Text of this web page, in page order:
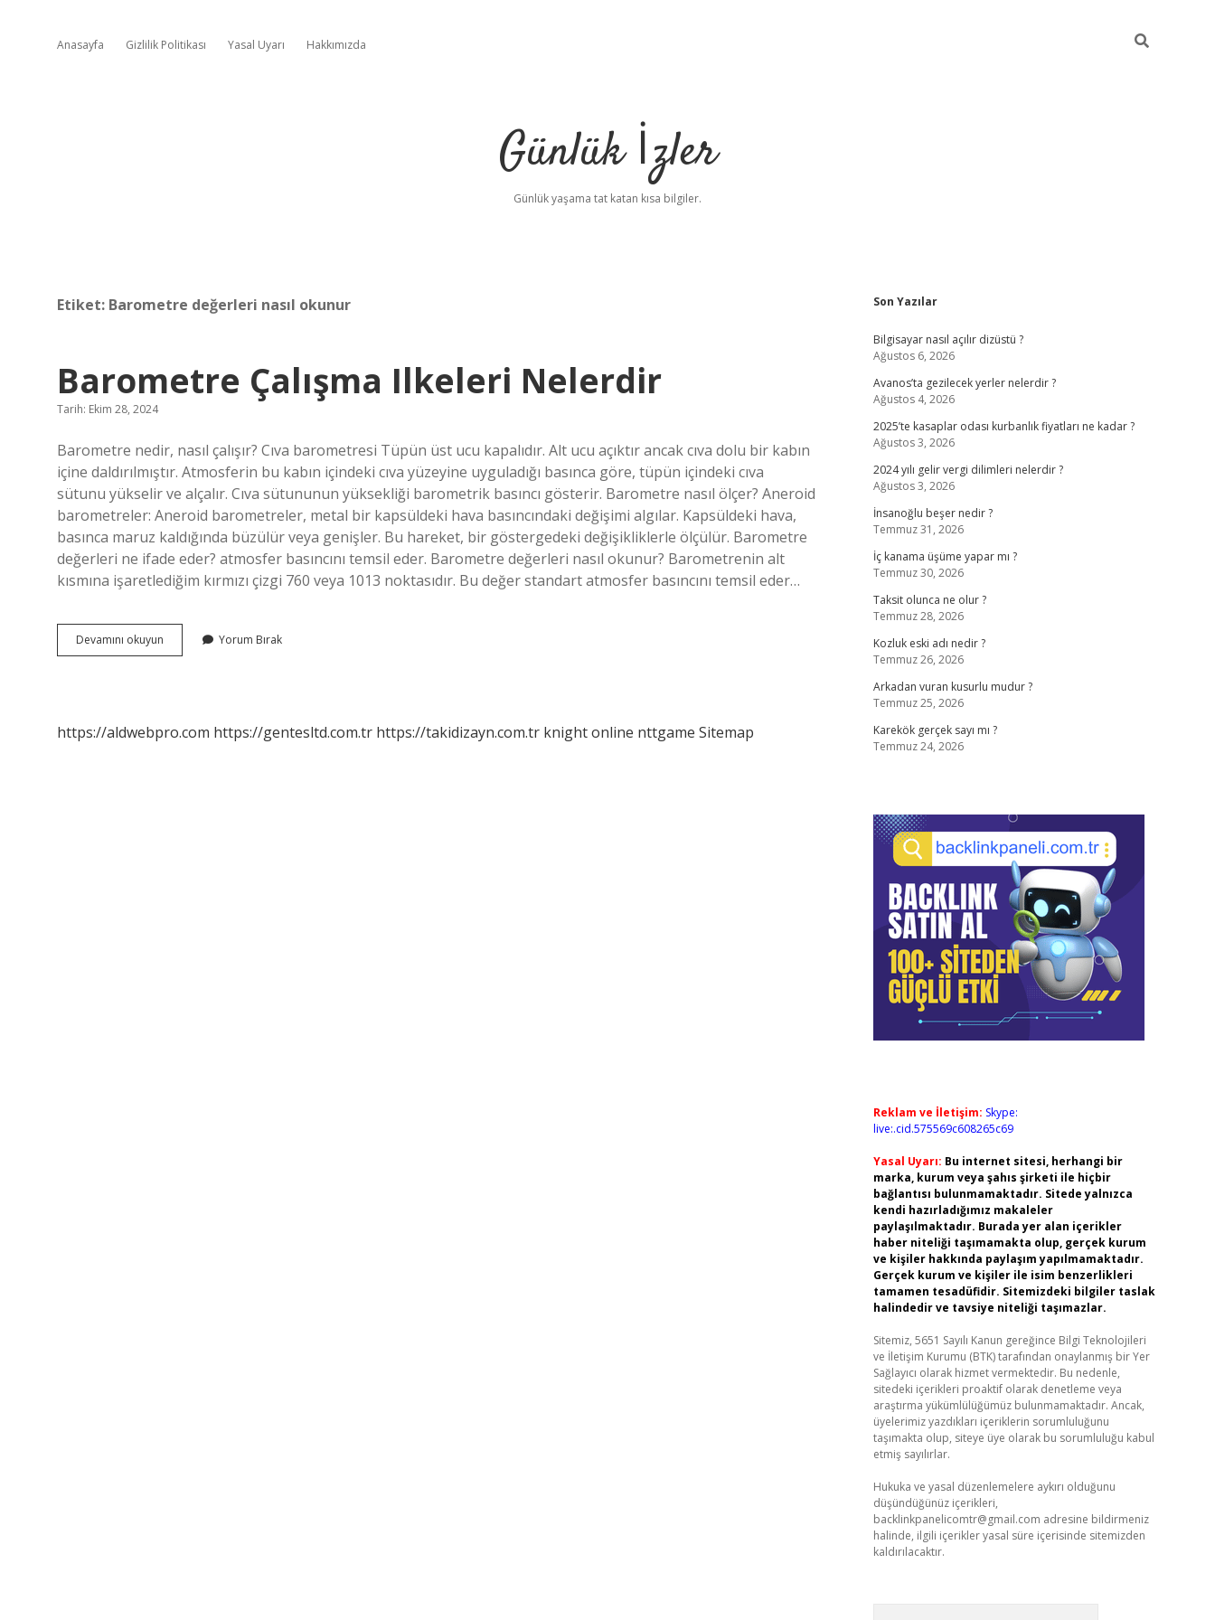
Anasayfa Gizlilik Politikası Yasal Uyarı Hakkımızda
Günlük İzler
Günlük yaşama tat katan kısa bilgiler.
Etiket: Barometre değerleri nasıl okunur
Barometre Çalışma Ilkeleri Nelerdir
Tarih: Ekim 28, 2024
Barometre nedir, nasıl çalışır? Cıva barometresi Tüpün üst ucu kapalıdır. Alt ucu açıktır ancak cıva dolu bir kabın
içine daldırılmıştır. Atmosferin bu kabın içindeki cıva yüzeyine uyguladığı basınca göre, tüpün içindeki cıva
sütunu yükselir ve alçalır. Cıva sütununun yüksekliği barometrik basıncı gösterir. Barometre nasıl ölçer? Aneroid
barometreler: Aneroid barometreler, metal bir kapsüldeki hava basıncındaki değişimi algılar. Kapsüldeki hava,
basınca maruz kaldığında büzülür veya genişler. Bu hareket, bir göstergedeki değişikliklerle ölçülür. Barometre
değerleri ne ifade eder? atmosfer basıncını temsil eder. Barometre değerleri nasıl okunur? Barometrenin alt
kısmına işaretlediğim kırmızı çizgi 760 veya 1013 noktasıdır. Bu değer standart atmosfer basıncını temsil eder…
Devamını okuyun Barometre
Çalışma
Yorum Bırak
https://aldwebpro.com https://gentesltd.com.tr https://takidizayn.com.tr knight online nttgame Sitemap
Sidebar
Son Yazılar
Bilgisayar nasıl açılır dizüstü ?
Ağustos 6, 2026
Avanos’ta gezilecek yerler nelerdir ?
Ağustos 4, 2026
2025’te kasaplar odası kurbanlık fiyatları ne kadar ?
Ağustos 3, 2026
2024 yılı gelir vergi dilimleri nelerdir ?
Ağustos 3, 2026
İnsanoğlu beşer nedir ?
Temmuz 31, 2026
İç kanama üşüme yapar mı ?
Temmuz 30, 2026
Taksit olunca ne olur ?
Temmuz 28, 2026
Kozluk eski adı nedir ?
Temmuz 26, 2026
Arkadan vuran kusurlu mudur ?
Temmuz 25, 2026
Karekök gerçek sayı mı ?
Temmuz 24, 2026
Reklam ve İletişim: Skype:
live:.cid.575569c608265c69
Yasal Uyarı: Bu internet sitesi, herhangi bir
marka, kurum veya şahıs şirketi ile hiçbir
bağlantısı bulunmamaktadır. Sitede yalnızca
kendi hazırladığımız makaleler
paylaşılmaktadır. Burada yer alan içerikler
haber niteliği taşımamakta olup, gerçek kurum
ve kişiler hakkında paylaşım yapılmamaktadır.
Gerçek kurum ve kişiler ile isim benzerlikleri
tamamen tesadüfidir. Sitemizdeki bilgiler taslak
halindedir ve tavsiye niteliği taşımazlar.
Sitemiz, 5651 Sayılı Kanun gereğince Bilgi Teknolojileri
ve İletişim Kurumu (BTK) tarafından onaylanmış bir Yer
Sağlayıcı olarak hizmet vermektedir. Bu nedenle,
sitedeki içerikleri proaktif olarak denetleme veya
araştırma yükümlülüğümüz bulunmamaktadır. Ancak,
üyelerimiz yazdıkları içeriklerin sorumluluğunu
taşımakta olup, siteye üye olarak bu sorumluluğu kabul
etmiş sayılırlar.
Hukuka ve yasal düzenlemelere aykırı olduğunu
düşündüğünüz içerikleri,
backlinkpanelicomtr@gmail.com adresine bildirmeniz
halinde, ilgili içerikler yasal süre içerisinde sitemizden
kaldırılacaktır.